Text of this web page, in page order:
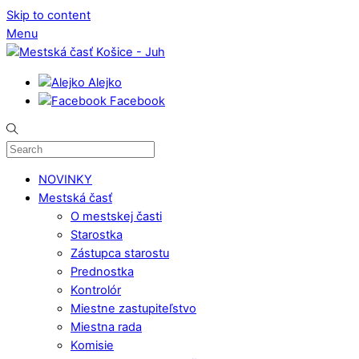
Skip to content
Menu
Alejko
Facebook
NOVINKY
Mestská časť
O mestskej časti
Starostka
Zástupca starostu
Prednostka
Kontrolór
Miestne zastupiteľstvo
Miestna rada
Komisie